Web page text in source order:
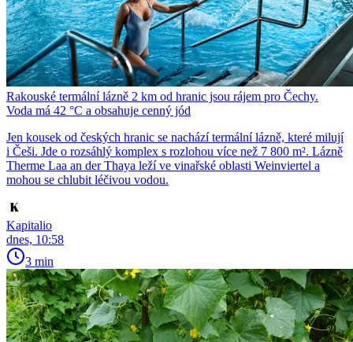
Rakouské termální lázně 2 km od hranic jsou rájem pro Čechy.
Voda má 42 °C a obsahuje cenný jód
Jen kousek od českých hranic se nachází termální lázně, které milují
i Češi. Jde o rozsáhlý komplex s rozlohou více než 7 800 m². Lázně
Therme Laa an der Thaya leží ve vinařské oblasti Weinviertel a
mohou se chlubit léčivou vodou.
Kapitalio
dnes, 10:58
3 min